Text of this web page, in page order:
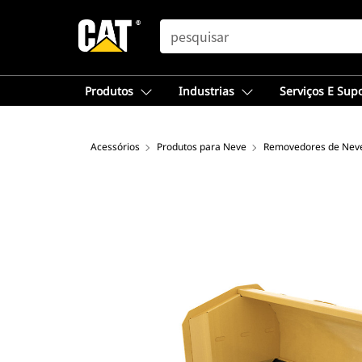
SEARCH
Produtos Industrias Serviços E
Acessórios Produtos para Neve Removedores de